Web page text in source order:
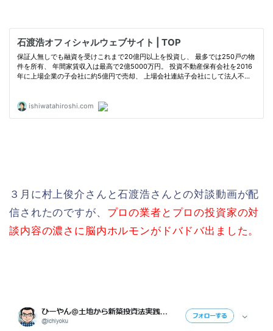
３月に村上俊介さんと石渡浩さんとの対談動画が配
信されたのですが、 プロの業者とプロの投資家の対
談内容の濃さに脳内ホルモンがドバドバ出ました。